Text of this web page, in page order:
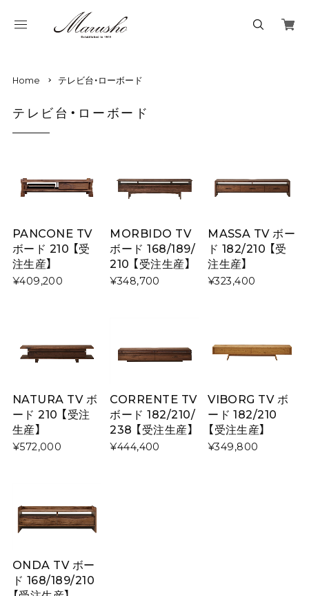
Home テレビ台・ローボード
テレビ台・ローボード
PANCONE TV
ボード 210 【受
注生産】
¥409,200
MORBIDO TV
ボード 168/189/
210 【受注生産】
¥348,700
MASSA TV ボー
ド 182/210 【受
注生産】
¥323,400
NATURA TV ボ
ード 210 【受注
生産】
¥572,000
CORRENTE TV
ボード 182/210/
238 【受注生産】
¥444,400
VIBORG TV ボ
ード 182/210
【受注生産】
¥349,800
ONDA TV ボー
ド 168/189/210